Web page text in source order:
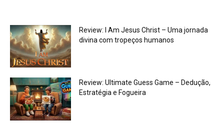
Review: I Am Jesus Christ – Uma jornada
divina com tropeços humanos
Review: Ultimate Guess Game – Dedução,
Estratégia e Fogueira